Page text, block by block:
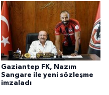
Gaziantep FK, Nazım
Sangare ile yeni sözleşme
imzaladı